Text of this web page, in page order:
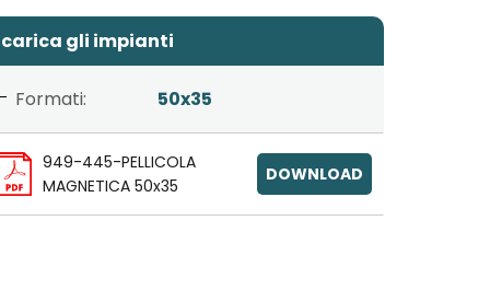
gli impianti
Formati: 50x35
949-445-PELLICOLA
MAGNETICA 50x35
DOWNLOAD